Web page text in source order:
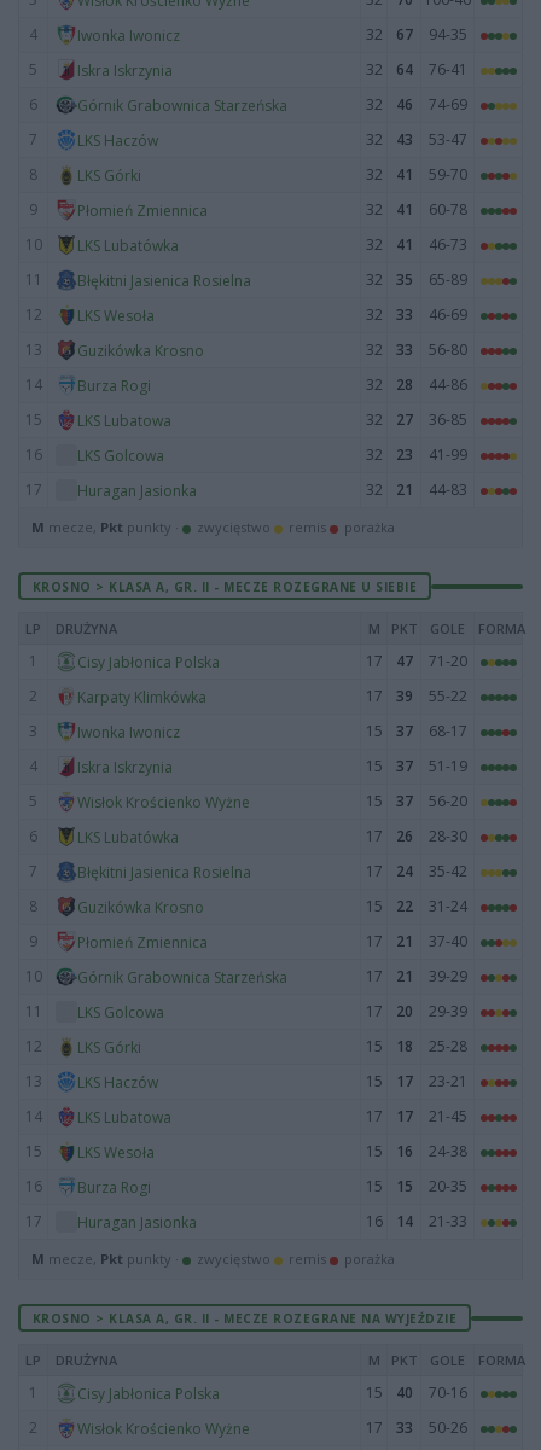
4
Iwonka Iwonicz 32 67
94-35
5
Iskra Iskrzynia 32 64
76-41
6
Górnik Grabownica Starzeńska 32 46
74-69
7
LKS Haczów 32 43
53-47
8
LKS Górki 32 41
59-70
9
Płomień Zmiennica 32 41
60-78
10
LKS Lubatówka 32 41
46-73
11
Błękitni Jasienica Rosielna 32 35
65-89
12
LKS Wesoła 32 33
46-69
13
Guzikówka Krosno 32 33
56-80
14
Burza Rogi 32 28
44-86
15
LKS Lubatowa 32 27
36-85
16
LKS Golcowa 32 23
41-99
17
Huragan Jasionka 32 21 44-83
M mecze, Pkt punkty · zwycięstwo remis porażka
KROSNO > KLASA A, GR. II - MECZE ROZEGRANE U SIEBIE
LP DRUŻYNA M PKT GOLE FORMA
1 Cisy Jabłonica Polska 17 47
71-20
2
Karpaty Klimkówka 17 39
55-22
3
Iwonka Iwonicz 15 37
68-17
4
Iskra Iskrzynia 15 37
51-19
5
Wisłok Krościenko Wyżne 15 37
56-20
6
LKS Lubatówka 17 26
28-30
7
Błękitni Jasienica Rosielna 17 24
35-42
8
Guzikówka Krosno 15 22
31-24
9
Płomień Zmiennica 17 21
37-40
10
Górnik Grabownica Starzeńska 17 21
39-29
11
LKS Golcowa 17 20
29-39
12
LKS Górki 15 18
25-28
13
LKS Haczów 15 17
23-21
14
LKS Lubatowa 17 17
21-45
15
LKS Wesoła 15 16
24-38
16
Burza Rogi 15 15
20-35
17
Huragan Jasionka 16 14 21-33
M mecze, Pkt punkty · zwycięstwo remis porażka
KROSNO > KLASA A, GR. II - MECZE ROZEGRANE NA WYJEŹDZIE
LP DRUŻYNA M PKT GOLE FORMA
1 Cisy Jabłonica Polska 15 40
70-16
2
Wisłok Krościenko Wyżne 17 33 50-26